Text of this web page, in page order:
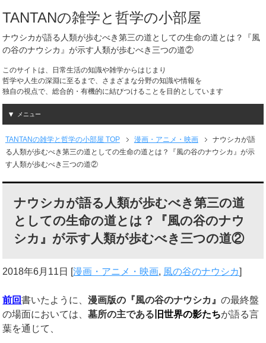
TANTANの雑学と哲学の小部屋
ナウシカが語る人類が歩むべき第三の道としての生命の道とは？『風
の谷のナウシカ』が示す人類が歩むべき三つの道②
このサイトは、日常生活の知識や雑学からはじまり
哲学や人生の深淵に至るまで、さまざまな分野の知識や情報を
独自の視点で、総合的・有機的に結びつけることを目的としています
メニュー
TANTANの雑学と哲学の小部屋 TOP 漫画・アニメ・映画
ナウシカが語
る人類が歩むべき第三の道としての生命の道とは？『風の谷のナウシカ』が示
す人類が歩むべき三つの道②
ナウシカが語る人類が歩むべき第三の道
としての生命の道とは？『風の谷のナウ
シカ』が示す人類が歩むべき三つの道②
2018年6月11日 [漫画・アニメ・映画, 風の谷のナウシカ]
前回書いたように、漫画版の『風の谷のナウシカ』の最終盤
の場面においては、墓所の主である 旧世界の影たちが語る言
葉を通じて、